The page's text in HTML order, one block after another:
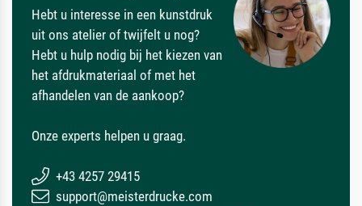
Hebt u interesse in een kunstdruk
uit ons atelier of twijfelt u nog?
Hebt u hulp nodig bij het kiezen van
het afdrukmateriaal of met het
afhandelen van de aankoop?
Onze experts helpen u graag.
+43 4257 29415
support@meisterdrucke.com